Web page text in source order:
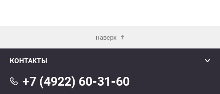
наверх
КОНТАКТЫ
+7 (4922) 60-31-60